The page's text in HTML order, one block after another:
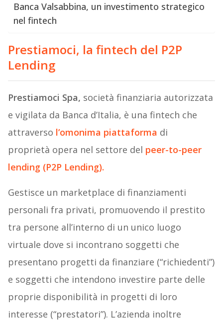
Banca Valsabbina, un investimento strategico
nel fintech
Prestiamoci, la fintech del P2P
Lending
Prestiamoci Spa, società finanziaria autorizzata
e vigilata da Banca d’Italia, è una fintech che
attraverso l’omonima piattaforma di
proprietà opera nel settore del peer-to-peer
lending (P2P Lending).
Gestisce un marketplace di finanziamenti
personali fra privati, promuovendo il prestito
tra persone all’interno di un unico luogo
virtuale dove si incontrano soggetti che
presentano progetti da finanziare (“richiedenti”)
e soggetti che intendono investire parte delle
proprie disponibilità in progetti di loro
interesse (“prestatori”). L’azienda inoltre